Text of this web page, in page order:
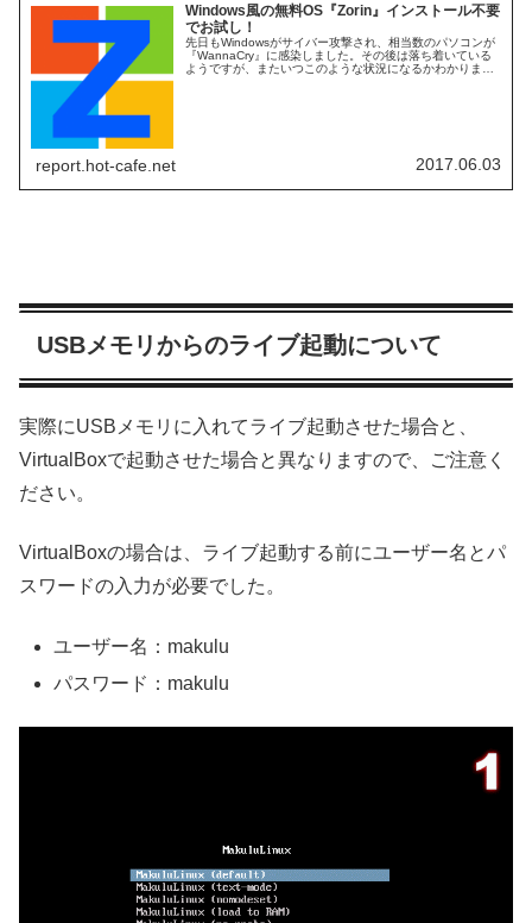
Windows風の無料OS『Zorin』インストール不要
でお試し！
先日もWindowsがサイバー攻撃され、相当数のパソコンが
『WannaCry』に感染しました。その後は落ち着いている
ようですが、またいつこのような状況になるかわかりませ
report.hot-cafe.net 2017.06.03
USBメモリからのライブ起動について
実際にUSBメモリに入れてライブ起動させた場合と、
VirtualBoxで起動させた場合と異なりますので、ご注意く
ださい。
VirtualBoxの場合は、ライブ起動する前にユーザー名とパ
スワードの入力が必要でした。
ユーザー名：makulu
パスワード：makulu